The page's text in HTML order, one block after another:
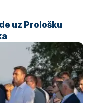
uz Prološku